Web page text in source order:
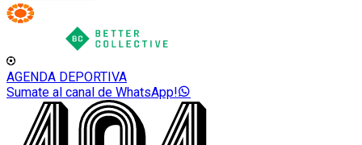
AGENDA DEPORTIVA
Sumate al canal de WhatsApp!